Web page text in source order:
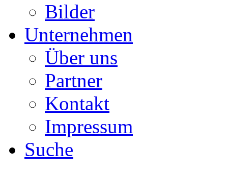
Bilder
Unternehmen
Über uns
Partner
Kontakt
Impressum
Suche